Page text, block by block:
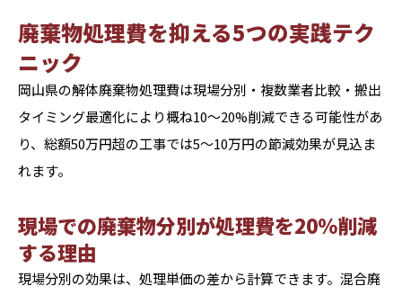
廃棄物処理費を抑える5つの実践テク
ニック
岡山県の解体廃棄物処理費は現場分別・複数業者比較・搬出
タイミング最適化により概ね10〜20%削減できる可能性があ
り、総額50万円超の工事では5〜10万円の節減効果が見込ま
れます。
現場での廃棄物分別が処理費を20%削減
する理由
現場分別の効果は、処理単価の差から計算できます。混合廃